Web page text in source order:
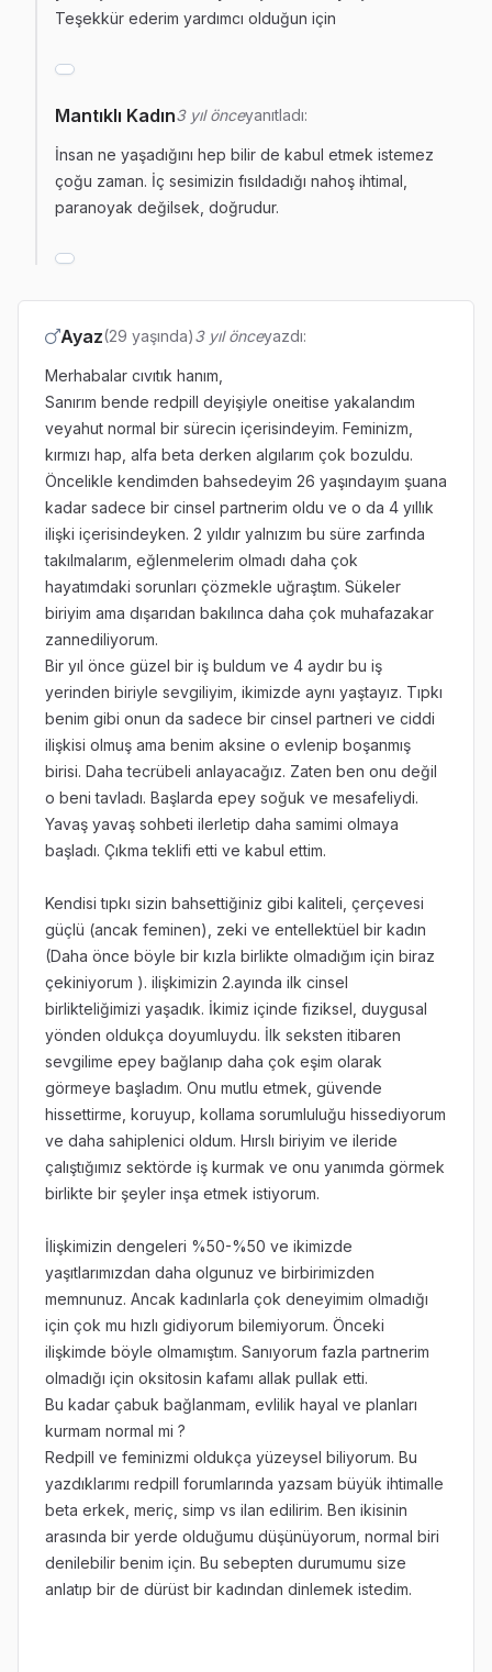
Teşekkür ederim yardımcı olduğun için
Mantıklı Kadın3 yıl önceyanıtladı:
İnsan ne yaşadığını hep bilir de kabul etmek istemez
çoğu zaman. İç sesimizin fısıldadığı nahoş ihtimal,
paranoyak değilsek, doğrudur.
Ayaz(29 yaşında)3 yıl önceyazdı:
Merhabalar cıvıtık hanım,
Sanırım bende redpill deyişiyle oneitise yakalandım
veyahut normal bir sürecin içerisindeyim. Feminizm,
kırmızı hap, alfa beta derken algılarım çok bozuldu.
Öncelikle kendimden bahsedeyim 26 yaşındayım şuana
kadar sadece bir cinsel partnerim oldu ve o da 4 yıllık
ilişki içerisindeyken. 2 yıldır yalnızım bu süre zarfında
takılmalarım, eğlenmelerim olmadı daha çok
hayatımdaki sorunları çözmekle uğraştım. Sükeler
biriyim ama dışarıdan bakılınca daha çok muhafazakar
zannediliyorum.
Bir yıl önce güzel bir iş buldum ve 4 aydır bu iş
yerinden biriyle sevgiliyim, ikimizde aynı yaştayız. Tıpkı
benim gibi onun da sadece bir cinsel partneri ve ciddi
ilişkisi olmuş ama benim aksine o evlenip boşanmış
birisi. Daha tecrübeli anlayacağız. Zaten ben onu değil
o beni tavladı. Başlarda epey soğuk ve mesafeliydi.
Yavaş yavaş sohbeti ilerletip daha samimi olmaya
başladı. Çıkma teklifi etti ve kabul ettim.
Kendisi tıpkı sizin bahsettiğiniz gibi kaliteli, çerçevesi
güçlü (ancak feminen), zeki ve entellektüel bir kadın
(Daha önce böyle bir kızla birlikte olmadığım için biraz
çekiniyorum ). ilişkimizin 2.ayında ilk cinsel
birlikteliğimizi yaşadık. İkimiz içinde fiziksel, duygusal
yönden oldukça doyumluydu. İlk seksten itibaren
sevgilime epey bağlanıp daha çok eşim olarak
görmeye başladım. Onu mutlu etmek, güvende
hissettirme, koruyup, kollama sorumluluğu hissediyorum
ve daha sahiplenici oldum. Hırslı biriyim ve ileride
çalıştığımız sektörde iş kurmak ve onu yanımda görmek
birlikte bir şeyler inşa etmek istiyorum.
İlişkimizin dengeleri %50-%50 ve ikimizde
yaşıtlarımızdan daha olgunuz ve birbirimizden
memnunuz. Ancak kadınlarla çok deneyimim olmadığı
için çok mu hızlı gidiyorum bilemiyorum. Önceki
ilişkimde böyle olmamıştım. Sanıyorum fazla partnerim
olmadığı için oksitosin kafamı allak pullak etti.
Bu kadar çabuk bağlanmam, evlilik hayal ve planları
kurmam normal mi ?
Redpill ve feminizmi oldukça yüzeysel biliyorum. Bu
yazdıklarımı redpill forumlarında yazsam büyük ihtimalle
beta erkek, meriç, simp vs ilan edilirim. Ben ikisinin
arasında bir yerde olduğumu düşünüyorum, normal biri
denilebilir benim için. Bu sebepten durumumu size
anlatıp bir de dürüst bir kadından dinlemek istedim.